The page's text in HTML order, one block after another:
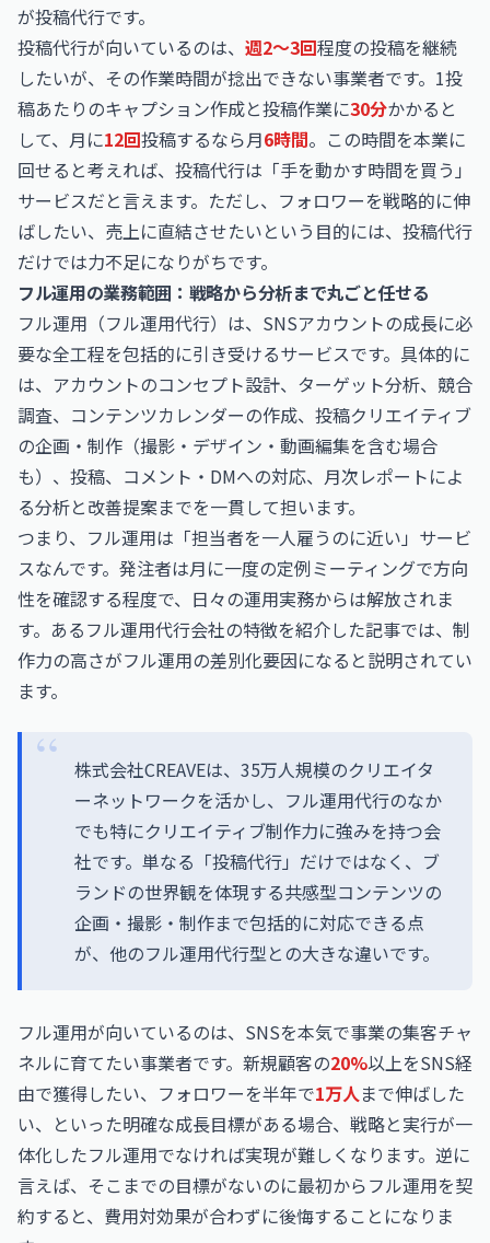
が投稿代行です。
投稿代行が向いているのは、 週2〜3回程度の投稿を継続
したいが、その作業時間が捻出できない事業者です。1投
稿あたりのキャプション作成と投稿作業に30分かかると
して、月に12回投稿するなら月6時間。この時間を本業に
回せると考えれば、投稿代行は「手を動かす時間を買う」
サービスだと言えます。ただし、フォロワーを戦略的に伸
ばしたい、売上に直結させたいという目的には、投稿代行
だけでは力不足になりがちです。
フル運用の業務範囲：戦略から分析まで丸ごと任せる
フル運用（フル運用代行）は、SNSアカウントの成長に必
要な全工程を包括的に引き受けるサービスです。具体的に
は、アカウントのコンセプト設計、ターゲット分析、競合
調査、コンテンツカレンダーの作成、投稿クリエイティブ
の企画・制作（撮影・デザイン・動画編集を含む場合
も）、投稿、コメント・DMへの対応、月次レポートによ
る分析と改善提案までを一貫して担います。
つまり、フル運用は「担当者を一人雇うのに近い」サービ
スなんです。発注者は月に一度の定例ミーティングで方向
性を確認する程度で、日々の運用実務からは解放されま
す。あるフル運用代行会社の特徴を紹介した記事では、制
作力の高さがフル運用の差別化要因になると説明されてい
ます。
株式会社CREAVEは、35万人規模のクリエイタ
ーネットワークを活かし、フル運用代行のなか
でも特にクリエイティブ制作力に強みを持つ会
社です。単なる「投稿代行」だけではなく、ブ
ランドの世界観を体現する共感型コンテンツの
企画・撮影・制作まで包括的に対応できる点
が、他のフル運用代行型との大きな違いです。
フル運用が向いているのは、SNSを本気で事業の集客チャ
ネルに育てたい事業者です。新規顧客の20%以上をSNS経
由で獲得したい、フォロワーを半年で1万人まで伸ばした
い、といった明確な成長目標がある場合、戦略と実行が一
体化したフル運用でなければ実現が難しくなります。逆に
言えば、そこまでの目標がないのに最初からフル運用を契
約すると、費用対効果が合わずに後悔することになりま